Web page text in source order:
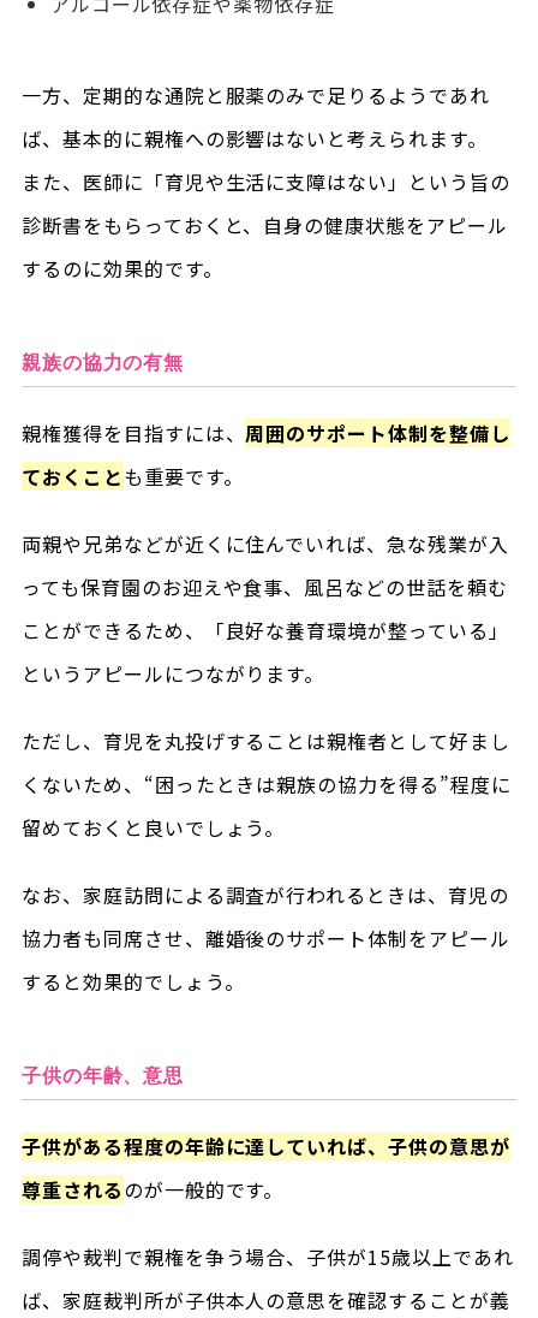
一方、定期的な通院と服薬のみで足りるようであれ
ば、基本的に親権への影響はないと考えられます。
また、医師に「育児や生活に支障はない」という旨の
診断書をもらっておくと、自身の健康状態をアピール
するのに効果的です。
親族の協力の有無
親権獲得を目指すには、周囲のサポート体制を整備し
ておくことも重要です。
両親や兄弟などが近くに住んでいれば、急な残業が入
っても保育園のお迎えや食事、風呂などの世話を頼む
ことができるため、「良好な養育環境が整っている」
というアピールにつながります。
ただし、育児を丸投げすることは親権者として好まし
くないため、“困ったときは親族の協力を得る”程度に
留めておくと良いでしょう。
なお、家庭訪問による調査が行われるときは、育児の
協力者も同席させ、離婚後のサポート体制をアピール
すると効果的でしょう。
子供の年齢、意思
子供がある程度の年齢に達していれば、子供の意思が
尊重されるのが一般的です。
調停や裁判で親権を争う場合、子供が15歳以上であれ
ば、家庭裁判所が子供本人の意思を確認することが義